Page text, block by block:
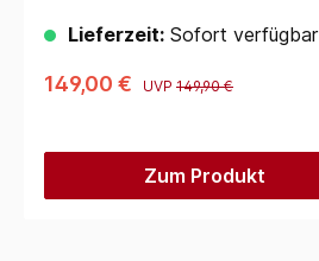
Lieferzeit: Sofort verfügbar
149,00 € UVP 149,90 €
Zum Produkt